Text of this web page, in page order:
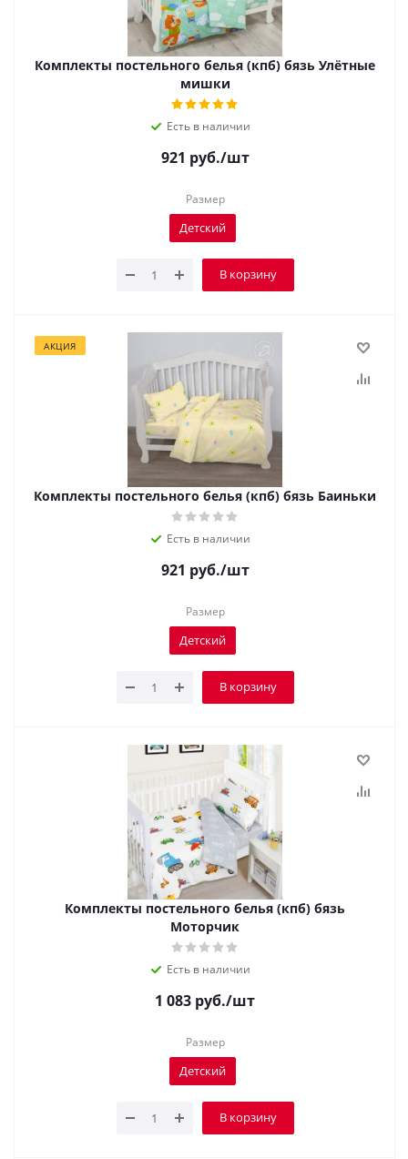
Комплекты постельного белья (кпб) бязь Улётные
мишки
Есть в наличии
921 руб./шт
Размер
Детский
В корзину
АКЦИЯ
Комплекты постельного белья (кпб) бязь Баиньки
Есть в наличии
921 руб./шт
Размер
Детский
В корзину
Комплекты постельного белья (кпб) бязь
Моторчик
Есть в наличии
1 083 руб./шт
Размер
Детский
В корзину